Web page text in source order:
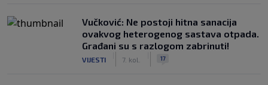
Vučković: Ne postoji hitna sanacija
ovakvog heterogenog sastava otpada.
Građani su s razlogom zabrinuti!
VIJESTI 7. kol. 17